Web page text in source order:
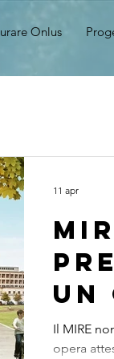
Onlus
un
Il MIRE
opera
11 apr